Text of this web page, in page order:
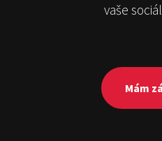
vaše
Mám